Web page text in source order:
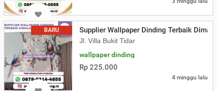
BARU Supplier Wallpaper Dinding Terbaik
Jl. Villa Bukit Tidar
wallpaper dinding
Rp 225.000
4 minggu lalu